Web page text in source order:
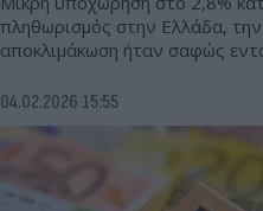
πληθωρισμός στην Ελλάδα,
αποκλιμάκωση ήταν σαφώς
04.02.2026 15:55